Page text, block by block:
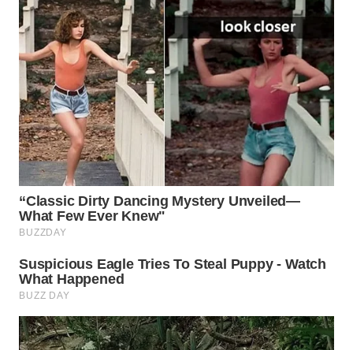
WN
PURWAKARTA
WN
PRIANGAN
TIMUR
WN
SEMARANG
WN
WN
BOROBUDUR
WN